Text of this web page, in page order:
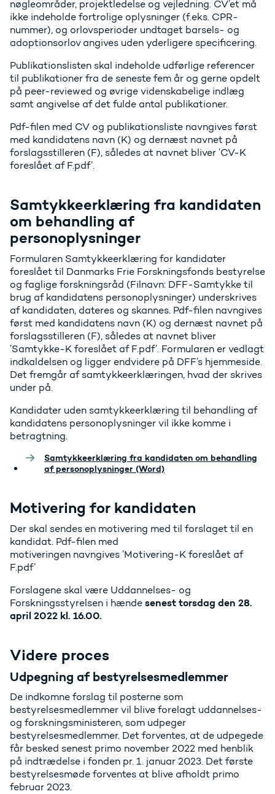
nøgleområder, projektledelse og vejledning. CV’et må
ikke indeholde fortrolige oplysninger (f.eks. CPR-
nummer), og orlovsperioder undtaget barsels- og
adoptionsorlov angives uden yderligere specificering.
Publikationslisten skal indeholde udførlige referencer
til publikationer fra de seneste fem år og gerne opdelt
på peer-reviewed og øvrige videnskabelige indlæg
samt angivelse af det fulde antal publikationer.
Pdf-filen med CV og publikationsliste navngives først
med kandidatens navn (K) og dernæst navnet på
forslagsstilleren (F), således at navnet bliver ’CV-K
foreslået af F.pdf’.
Samtykkeerklæring fra kandidaten
om behandling af
personoplysninger
Formularen Samtykkeerklæring for kandidater
foreslået til Danmarks Frie Forskningsfonds bestyrelse
og faglige forskningsråd (Filnavn: DFF-Samtykke til
brug af kandidatens personoplysninger) underskrives
af kandidaten, dateres og skannes. Pdf-filen navngives
først med kandidatens navn (K) og dernæst navnet på
forslagsstilleren (F), således at navnet bliver
’Samtykke-K foreslået af F.pdf’. Formularen er vedlagt
indkaldelsen og ligger endvidere på DFF’s hjemmeside.
Det fremgår af samtykkeerklæringen, hvad der skrives
under på.
Kandidater uden samtykkeerklæring til behandling af
kandidatens personoplysninger vil ikke komme i
betragtning.
Samtykkeerklæring fra kandidaten om behandling
af personoplysninger (Word)
Motivering for kandidaten
Der skal sendes en motivering med til forslaget til en
kandidat. Pdf-filen med
motiveringen navngives ’Motivering-K foreslået af
F.pdf’
Forslagene skal være Uddannelses- og
Forskningsstyrelsen i hænde senest torsdag den 28.
april 2022 kl. 16.00.
Videre proces
Udpegning af bestyrelsesmedlemmer
De indkomne forslag til posterne som
bestyrelsesmedlemmer vil blive forelagt uddannelses-
og forskningsministeren, som udpeger
bestyrelsesmedlemmer. Det forventes, at de udpegede
får besked senest primo november 2022 med henblik
på indtrædelse i fonden pr. 1. januar 2023. Det første
bestyrelsesmøde forventes at blive afholdt primo
februar 2023.